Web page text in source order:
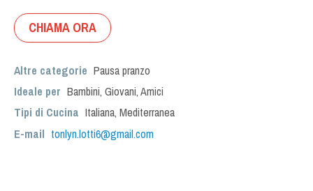
CHIAMA ORA
Altre categorie Pausa pranzo
Ideale per Bambini, Giovani,Amici
Tipi di Cucina Italiana, Mediterranea
E-mail tonlyn.lotti6@gmail.com